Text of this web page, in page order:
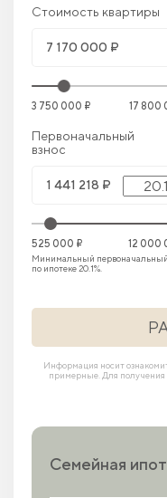
Стоимость квартиры
3 750 000 ₽ 17 800
Первоначальный
взнос
525 000 ₽
12 000
Минимальный первоначальный
по ипотеке 20.1%.
Информация носит
примерные. Для получения
Семейная